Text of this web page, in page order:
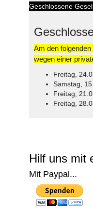
Geschlossene
Am den
wegen einer
Freitag,
Samstag,
Freitag,
Freitag,
Hilf uns mit
Mit Paypal...